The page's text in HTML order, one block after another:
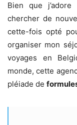
Bien que
chercher de
cette-fois opté
organiser mon
voyages en
monde, cette
pléiade de